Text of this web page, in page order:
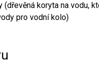
(dřevěná koryta na vodu,
pro vodní kolo)